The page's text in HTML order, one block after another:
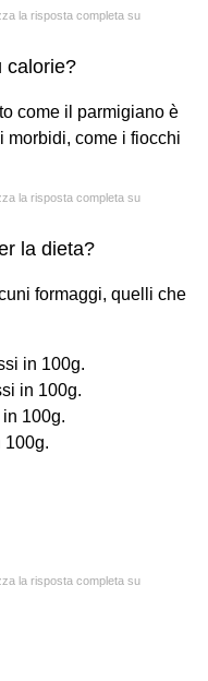
la risposta completa su
calorie?
come il parmigiano è
morbidi, come i fiocchi
la risposta completa su
la dieta?
formaggi, quelli che
in 100g.
in 100g.
100g.
100g.
la risposta completa su